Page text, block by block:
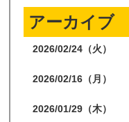
アーカイブ
2026/02/24（火）
2026/02/16（月）
2026/01/29（木）